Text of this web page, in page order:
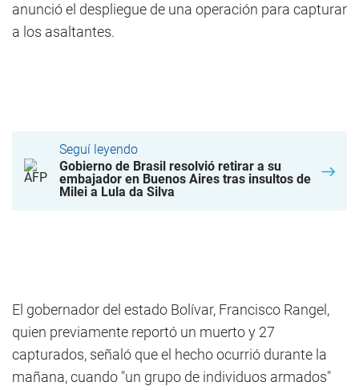
anunció el despliegue de una operación para capturar
a los asaltantes.
Seguí leyendo
Gobierno de Brasil resolvió retirar a su
embajador en Buenos Aires tras insultos de
Milei a Lula da Silva
El gobernador del estado Bolívar, Francisco Rangel,
quien previamente reportó un muerto y 27
capturados, señaló que el hecho ocurrió durante la
mañana, cuando "un grupo de individuos armados"